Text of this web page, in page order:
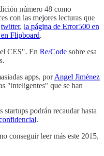
número 48 como
con las mejores lecturas que
twitter, la página de Error500 en
Flipboard.
CES". En Re/Code sobre esa
apps, porAngel Jiménez
"inteligentes" que se han
podrán recaudar hasta
.
conseguir leer más este 2015,